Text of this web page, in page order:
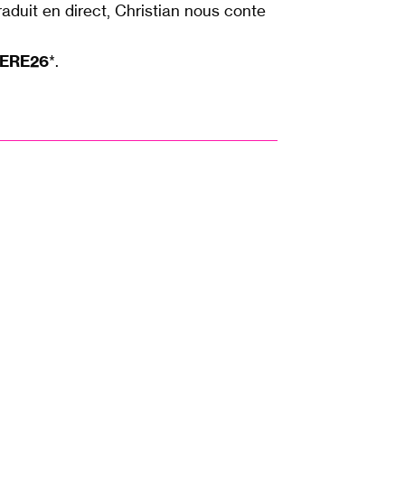
en direct, Christian nous conte
*.